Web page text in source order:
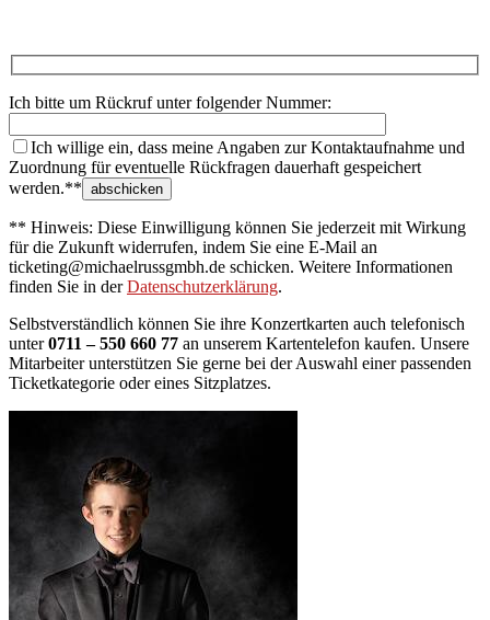
Ich bitte um Rückruf unter folgender Nummer:
Ich willige ein, dass meine Angaben zur Kontaktaufnahme und
Zuordnung für eventuelle Rückfragen dauerhaft gespeichert
werden.**
** Hinweis: Diese Einwilligung können Sie jederzeit mit Wirkung
für die Zukunft widerrufen, indem Sie eine E-Mail an
ticketing@michaelrussgmbh.de schicken. Weitere Informationen
finden Sie in derDatenschutzerklärung.
Selbstverständlich können Sie ihre Konzertkarten auch telefonisch
unter0711 – 550 660 77 an unserem Kartentelefon kaufen. Unsere
Mitarbeiter unterstützen Sie gerne bei der Auswahl einer passenden
Ticketkategorie oder eines Sitzplatzes.